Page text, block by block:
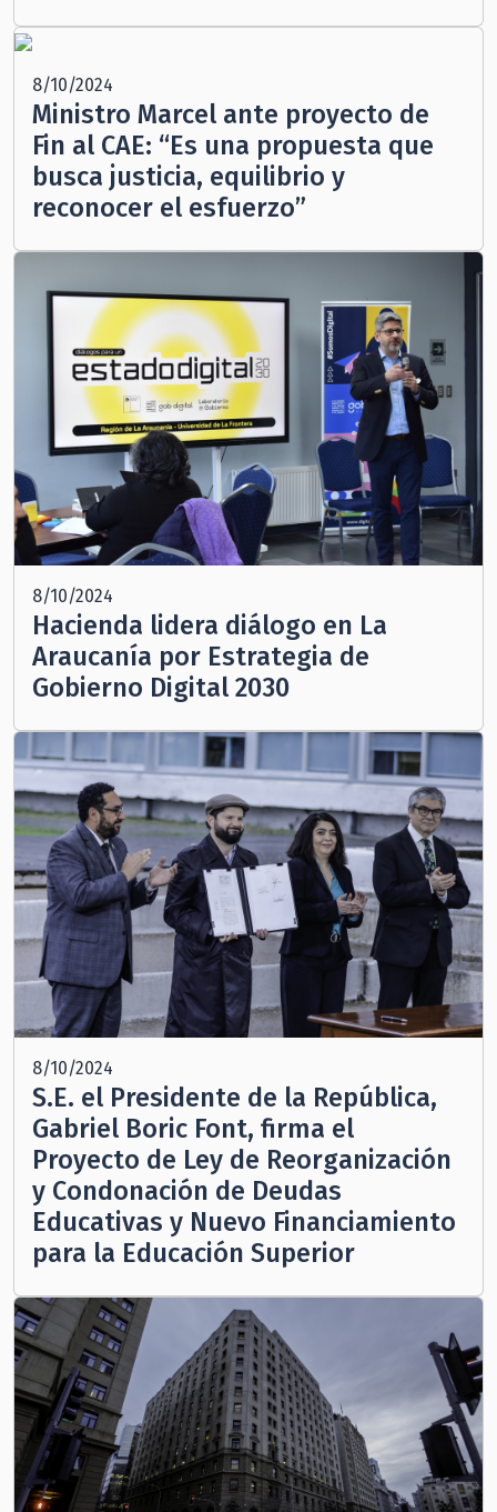
8/10/2024
Ministro Marcel ante proyecto de
Fin al CAE: “Es una propuesta que
busca justicia, equilibrio y
reconocer el esfuerzo”
8/10/2024
Hacienda lidera diálogo en La
Araucanía por Estrategia de
Gobierno Digital 2030
8/10/2024
S.E. el Presidente de la República,
Gabriel Boric Font, firma el
Proyecto de Ley de Reorganización
y Condonación de Deudas
Educativas y Nuevo Financiamiento
para la Educación Superior